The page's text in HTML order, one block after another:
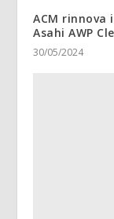
ACM
Asahi AWP
30/05/2024